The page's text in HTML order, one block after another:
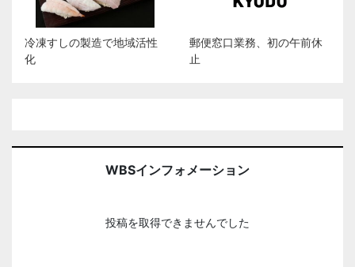
冷凍すしの製造で地域活性
化
郵便窓口業務、初の午前休
止
WBSインフォメーション
投稿を取得できませんでした